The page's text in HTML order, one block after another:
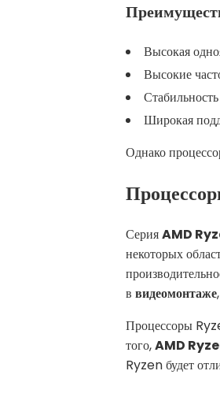
Высокая
Высокие
Широкая
Однако
СерияAMD
некоторых
в видеомонтаже,
Процессоры
того,AMD
Ryzen будет